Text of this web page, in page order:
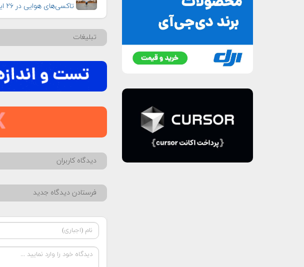
تاکسی‌های هوایی در ۲۶ ایالت آمریکا به پرواز درخواهند آمد
تبلیغات
دیدگاه کاربران
فرستادن دیدگاه جدید